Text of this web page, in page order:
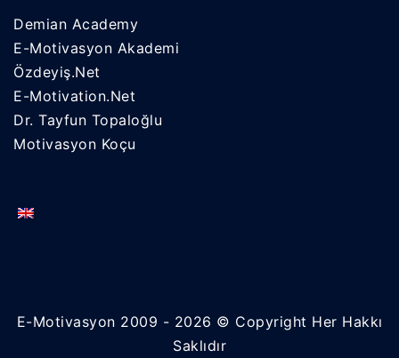
Demian Academy
E-Motivasyon Akademi
Özdeyiş.Net
E-Motivation.Net
Dr. Tayfun Topaloğlu
Motivasyon Koçu
E-Motivasyon 2009 - 2026 © Copyright Her Hakkı
Saklıdır